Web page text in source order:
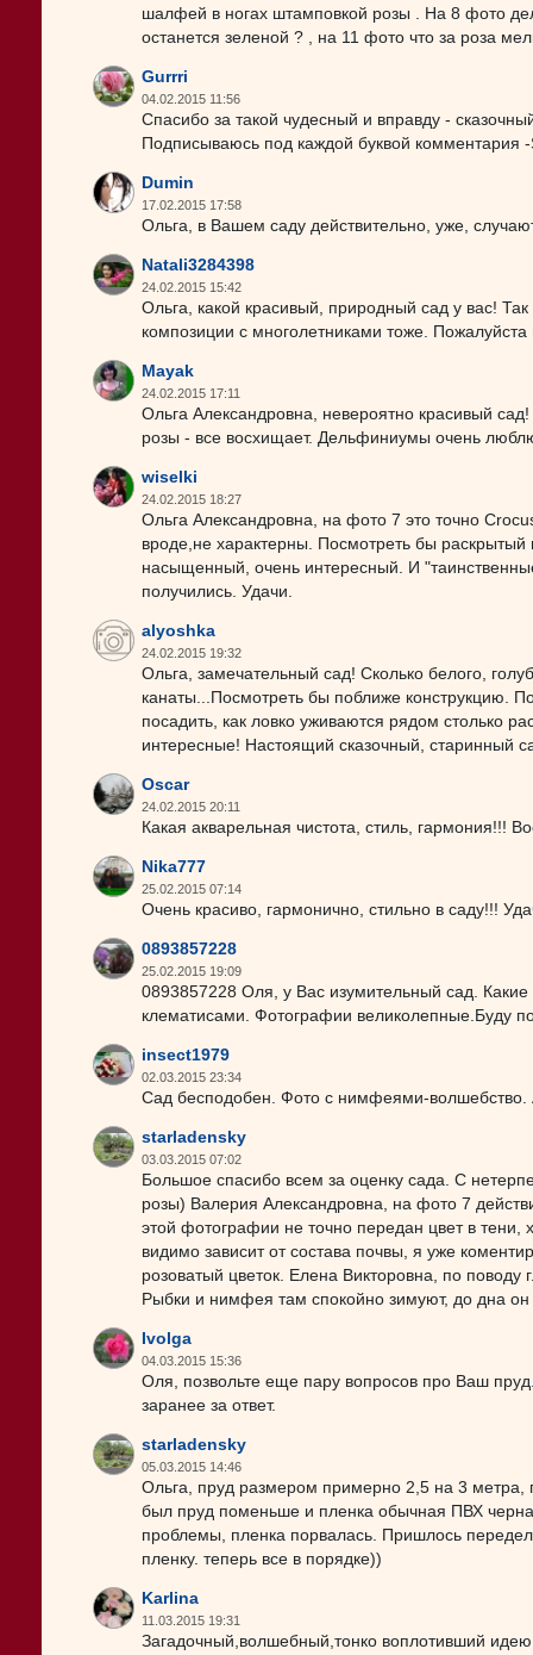
шалфей в ногах штамповкой розы . На 8 фото
останется зеленой ? , на 11 фото что за роза
Gurrri
04.02.2015 11:56
Спасибо за такой чудесный и вправду -
Подписываюсь под каждой буквой комментария
Dumin
17.02.2015 17:58
Ольга, в Вашем саду действительно, уже,
Natali3284398
24.02.2015 15:42
Ольга, какой красивый, природный сад у вас!
композиции с многолетниками тоже.
Mayak
24.02.2015 17:11
Ольга Александровна, невероятно красивый
розы - все восхищает. Дельфиниумы очень
wiselki
24.02.2015 18:27
Ольга Александровна, на фото 7 это точно
вроде,не характерны. Посмотреть бы
насыщенный, очень интересный. И
получились. Удачи.
alyoshka
24.02.2015 19:32
Ольга, замечательный сад! Сколько белого,
канаты...Посмотреть бы поближе конструкцию.
посадить, как ловко уживаются рядом столько
интересные! Настоящий сказочный, старинный
Oscar
24.02.2015 20:11
Какая акварельная чистота, стиль, гармония!!!
Nika777
25.02.2015 07:14
Очень красиво, гармонично, стильно в саду!!!
0893857228
25.02.2015 19:09
0893857228 Оля, у Вас изумительный сад.
клематисами. Фотографии великолепные.Буду
insect1979
02.03.2015 23:34
Сад бесподобен. Фото с нимфеями-волшебство.
starladensky
03.03.2015 07:02
Большое спасибо всем за оценку сада. С
розы) Валерия Александровна, на фото 7
этой фотографии не точно передан цвет в тени,
видимо зависит от состава почвы, я уже
розоватый цветок. Елена Викторовна, по
Рыбки и нимфея там спокойно зимуют, до дна
Ivolga
04.03.2015 15:36
Оля, позвольте еще пару вопросов про Ваш
заранее за ответ.
starladensky
05.03.2015 14:46
Ольга, пруд размером примерно 2,5 на 3 метра,
был пруд поменьше и пленка обычная ПВХ
проблемы, пленка порвалась. Пришлось
пленку. теперь все в порядке))
Karlina
11.03.2015 19:31
Загадочный,волшебный,тонко воплотивший